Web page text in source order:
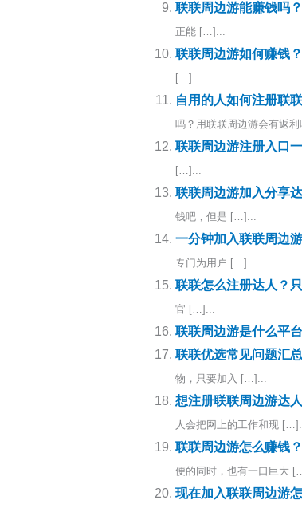
联联周边游能赚钱吗
正能 […]...
联联周边游如何赚钱
[…]...
自用的人如何注册联
吗？用联联周边游会有返
联联周边游注册入口
[…]...
联联周边游加入分享
钱吧，但是 […]...
一分钟加入联联周边
专门为用户 […]...
联联怎么注册达人？
官 […]...
联联周边游是什么平台
联联优选常见问题汇
物，只要加入 […]...
想注册联联周边游达
人会把网上的工作和现
联联周边游怎么赚钱
便的同时，也有一口巨大
现在加入联联周边游